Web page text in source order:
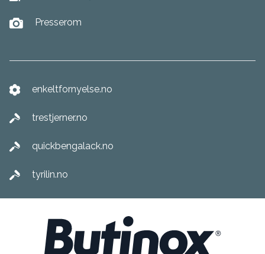
Presserom
enkeltfornyelse.no
trestjerner.no
quickbengalack.no
tyrilin.no